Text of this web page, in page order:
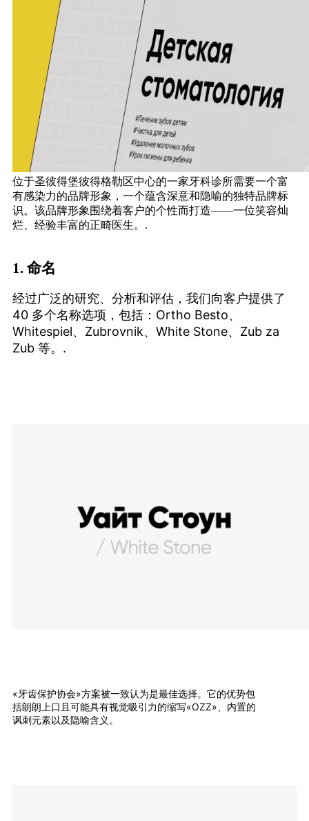
位于圣彼得堡彼得格勒区中心的一家牙科诊所需要一个富
有感染力的品牌形象，一个蕴含深意和隐喻的独特品牌标
识。该品牌形象围绕着客户的个性而打造——一位笑容灿
烂、经验丰富的正畸医生。.
1. 命名
经过广泛的研究、分析和评估，我们向客户提供了
40 多个名称选项，包括：Ortho Besto、
Whitespiel、Zubrovnik、White Stone、Zub za
Zub 等。.
«牙齿保护协会»方案被一致认为是最佳选择。它的优势包
括朗朗上口且可能具有视觉吸引力的缩写«OZZ»、内置的
讽刺元素以及隐喻含义。